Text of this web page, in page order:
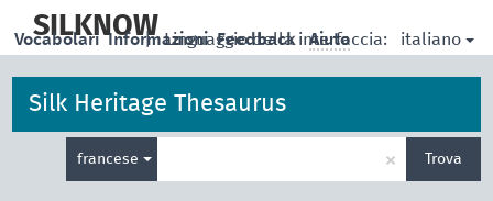
main
SILKNOW
| Linguaggio della interfaccia: italiano
Vocabolari Informazioni Feedback Aiuto
Silk Heritage Thesaurus
francese × Trova